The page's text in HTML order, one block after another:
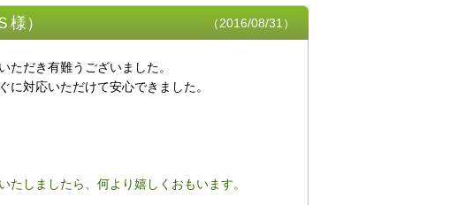
） （2016/08/31）
ただき有難うございました。
対応いただけて安心できました。
しましたら、何より嬉しくおもいます。